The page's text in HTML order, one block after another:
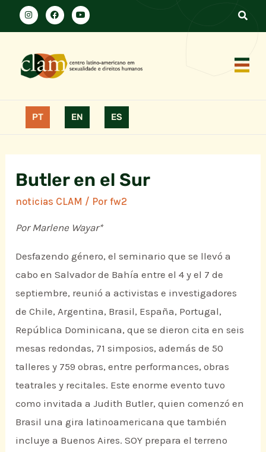
PT EN ES
Butler en el Sur
noticias CLAM / Porfw2
Por Marlene Wayar*
Desfazendo género, el seminario que se llevó a
cabo en Salvador de Bahía entre el 4 y el 7 de
septiembre, reunió a activistas e investigadores
de Chile, Argentina, Brasil, España, Portugal,
República Dominicana, que se dieron cita en seis
mesas redondas, 71 simposios, además de 50
talleres y 759 obras, entre performances, obras
teatrales y recitales. Este enorme evento tuvo
como invitada a Judith Butler, quien comenzó en
Brasil una gira latinoamericana que también
incluye a Buenos Aires. SOY prepara el terreno